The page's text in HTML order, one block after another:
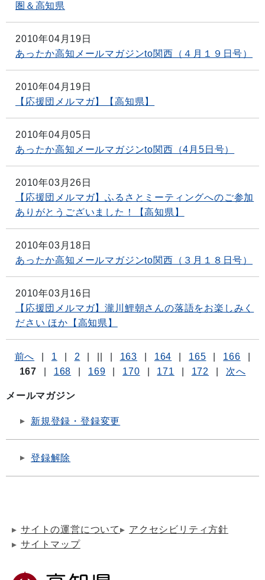
圏＆高知県
2010年04月19日
あったか高知メールマガジンto関西（４月１９日号）
2010年04月19日
【応援団メルマガ】【高知県】
2010年04月05日
あったか高知メールマガジンto関西（4月5日号）
2010年03月26日
【応援団メルマガ】ふるさとミーティングへのご参加
ありがとうございました！【高知県】
2010年03月18日
あったか高知メールマガジンto関西（３月１８日号）
2010年03月16日
【応援団メルマガ】瀧川鯉朝さんの落語をお楽しみく
ださい ほか【高知県】
前へ 1 2 163 164 165 166
167
168 169 170 171 172 次へ
メールマガジン
新規登録・登録変更
登録解除
サイトの運営について
アクセシビリティ方針
サイトマップ